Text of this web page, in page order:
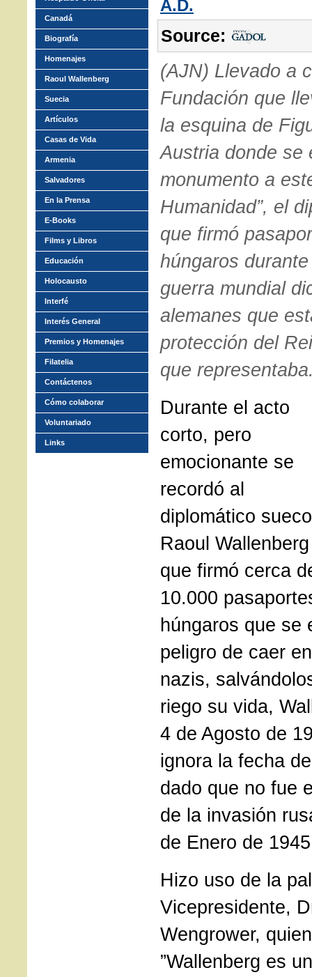
A.D.
Source:
(AJN) Llevado a
Fundación que
la esquina de
Austria donde se
monumento a
Humanidad”, el
que firmó
húngaros
guerra mundial
alemanes que
protección del
que
Durante el acto
corto, pero
emocionante se
recordó al
diplomático sueco
Raoul Wallenberg
que firmó cerca
10.000
húngaros que se
peligro de caer
nazis,
riego su vida,
4 de Agosto de
ignora la fecha
dado que no fue
de la invasión
de Enero de
Hizo uso de la
Vicepresidente,
Wengrower,
”Wallenberg es
Canadá
Biografía
Homenajes
Raoul Wallenberg
Suecia
Artículos
Casas de Vida
Armenia
Salvadores
En la Prensa
E-Books
Films y Libros
Educación
Holocausto
Interfé
Interés General
Premios y Homenajes
Filatelia
Contáctenos
Cómo colaborar
Voluntariado
Links